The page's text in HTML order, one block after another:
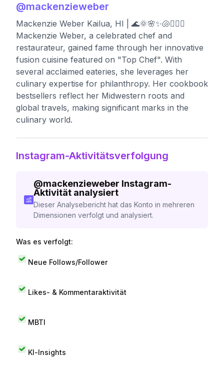
@mackenzieweber
Mackenzie Weber Kailua, HI | 🌊🌞🌸✨🐚🧚🏼‍♀️
Mackenzie Weber, a celebrated chef and
restaurateur, gained fame through her innovative
fusion cuisine featured on "Top Chef". With
several acclaimed eateries, she leverages her
culinary expertise for philanthropy. Her cookbook
bestsellers reflect her Midwestern roots and
global travels, making significant marks in the
culinary world.
Instagram-Aktivitätsverfolgung
@mackenzieweber Instagram-
Aktivität analysiert
Dieser Analysebericht hat das Konto in mehreren
Dimensionen verfolgt und analysiert.
Was es verfolgt:
Neue Follows/Follower
Likes- & Kommentaraktivität
MBTI
KI-Insights